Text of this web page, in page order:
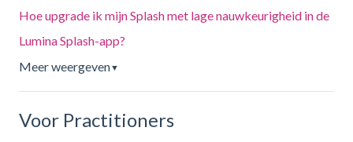
Hoe upgrade ik mijn Splash met lage nauwkeurigheid in de
Lumina Splash-app?
Meer weergeven▼
Voor Practitioners